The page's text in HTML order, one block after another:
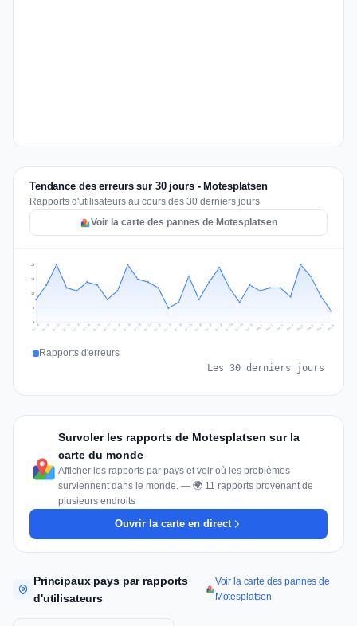
Tendance des erreurs sur 30 jours - Motesplatsen
Rapports d'utilisateurs au cours des 30 derniers jours
Voir la carte des pannes de Motesplatsen
10
15
20
Jul 10 Jul 11 Jul 12 Jul 13 Jul 14 Jul 15 Jul 16 Jul 17 Jul 18 Jul 19 Jul 20 Jul 21 Jul 22 Jul 23 Jul 24 Jul 25 Jul 26 Jul 27 Jul 28 Jul 29 Jul 30 Jul 31 Aug 1 Aug 2 Aug 3 Aug 4 Aug 5 Aug 6 Aug 7 Aug 8
Rapports d'erreurs
Les 30 derniers jours
Survoler les rapports de Motesplatsen sur la
carte du monde
Afficher les rapports par pays et voir où les problèmes
surviennent dans le monde. — 🌍 11 rapports provenant de
plusieurs endroits
Ouvrir la carte en direct
Principaux pays par rapports
d'utilisateurs
Voir la carte des pannes de
Motesplatsen